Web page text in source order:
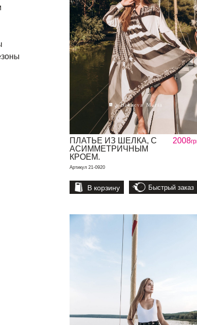
2008
ПЛАТЬЕ ИЗ ШЕЛКА, С
АСИММЕТРИЧНЫМ
КРОЕМ.
Артикул 21-0920
В корзину Быстрый заказ